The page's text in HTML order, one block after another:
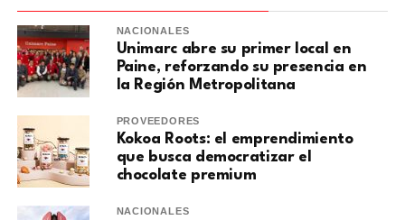
NACIONALES
Unimarc abre su primer local en
Paine, reforzando su presencia en
la Región Metropolitana
PROVEEDORES
Kokoa Roots: el emprendimiento
que busca democratizar el
chocolate premium
NACIONALES